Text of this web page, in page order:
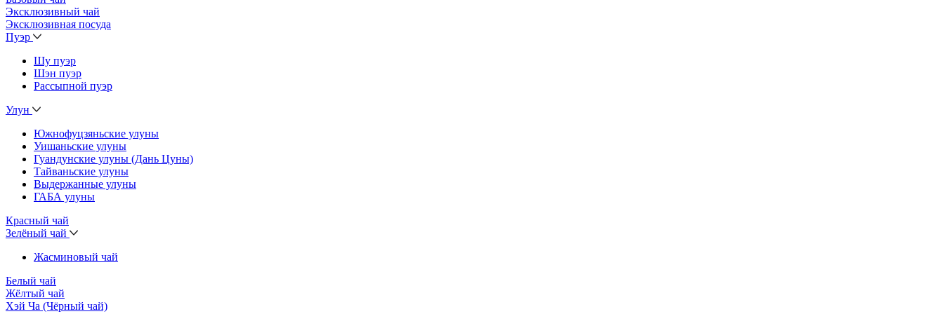
Эксклюзивный чай
Эксклюзивная посуда
Пуэр
Шу пуэр
Шэн пуэр
Рассыпной пуэр
Улун
Южнофуцзяньские улуны
Уишаньские улуны
Гуандунские улуны (Дань Цуны)
Тайваньские улуны
Выдержанные улуны
ГАБА улуны
Красный чай
Зелёный чай
Жасминовый чай
Белый чай
Жёлтый чай
Хэй Ча (Чёрный чай)